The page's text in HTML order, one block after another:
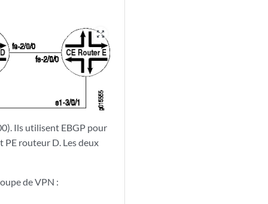
zoom_out_map
Ils utilisent EBGP pour
PE routeur D. Les deux
de VPN :